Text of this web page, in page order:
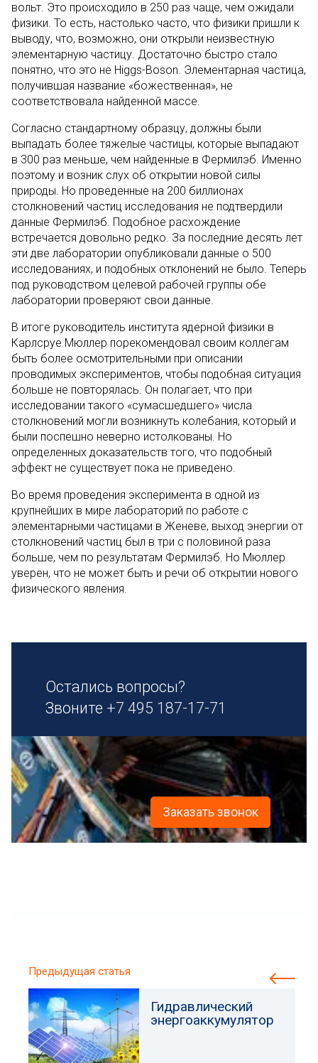
вольт. Это происходило в 250 раз чаще, чем ожидали
физики. То есть, настолько часто, что физики пришли к
выводу, что, возможно, они открыли неизвестную
элементарную частицу. Достаточно быстро стало
понятно, что это не Higgs-Boson. Элементарная частица,
получившая название «божественная», не
соответствовала найденной массе.
Согласно стандартному образцу, должны были
выпадать более тяжелые частицы, которые выпадают
в 300 раз меньше, чем найденные в Фермилэб. Именно
поэтому и возник слух об открытии новой силы
природы. Но проведенные на 200 биллионах
столкновений частиц исследования не подтвердили
данные Фермилэб. Подобное расхождение
встречается довольно редко. За последние десять лет
эти две лаборатории опубликовали данные о 500
исследованиях, и подобных отклонений не было. Теперь
под руководством целевой рабочей группы обе
лаборатории проверяют свои данные.
В итоге руководитель института ядерной физики в
Карлсруе Мюллер порекомендовал своим коллегам
быть более осмотрительными при описании
проводимых экспериментов, чтобы подобная ситуация
больше не повторялась. Он полагает, что при
исследовании такого «сумасшедшего» числа
столкновений могли возникнуть колебания, который и
были поспешно неверно истолкованы. Но
определенных доказательств того, что подобный
эффект не существует пока не приведено.
Во время проведения эксперимента в одной из
крупнейших в мире лабораторий по работе с
элементарными частицами в Женеве, выход энергии от
столкновений частиц был в три с половиной раза
больше, чем по результатам Фермилэб. Но Мюллер
уверен, что не может быть и речи об открытии нового
физического явления.
Остались вопросы?
Звоните +7 495 187-17-71
Заказать звонок
Предыдущая статья
Гидравлический
энергоаккумулятор